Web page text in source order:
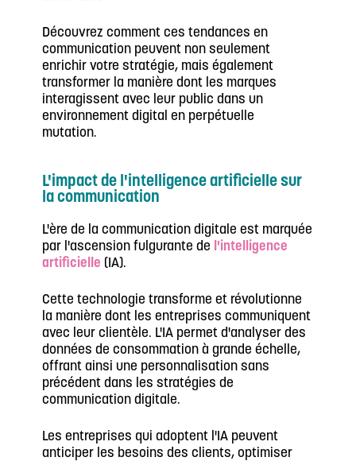
Découvrez comment ces tendances en
communication peuvent non seulement
enrichir votre stratégie, mais également
transformer la manière dont les marques
interagissent avec leur public dans un
environnement digital en perpétuelle
mutation.
L'impact de l'intelligence artificielle sur
la communication
L'ère de la communication digitale est marquée
par l'ascension fulgurante de l'intelligence
artificielle (IA).
Cette technologie transforme et révolutionne
la manière dont les entreprises communiquent
avec leur clientèle. L'IA permet d'analyser des
données de consommation à grande échelle,
offrant ainsi une personnalisation sans
précédent dans les stratégies de
communication digitale.
Les entreprises qui adoptent l'IA peuvent
anticiper les besoins des clients, optimiser